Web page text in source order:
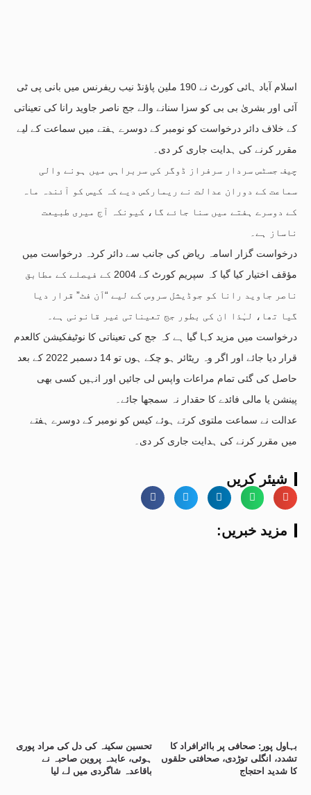
اسلام آباد ہائی کورٹ نے 190 ملین پاؤنڈ نیب ریفرنس میں بانی پی ٹی
آئی اور بشریٰ بی بی کو سزا سنانے والے جج ناصر جاوید رانا کی تعیناتی
کے خلاف دائر درخواست کو نومبر کے دوسرے ہفتے میں سماعت کے لیے
مقرر کرنے کی ہدایت جاری کر دی۔
چیف جسٹس سردار سرفراز ڈوگر کی سربراہی میں ہونے والی
سماعت کے دوران عدالت نے ریمارکس دیے کہ کیس کو آئندہ ماہ
کے دوسرے ہفتے میں سنا جائے گا، کیونکہ آج میری طبیعت
ناساز ہے۔
درخواست گزار اسامہ ریاض کی جانب سے دائر کردہ درخواست میں
مؤقف اختیار کیا گیا کہ سپریم کورٹ کے 2004 کے فیصلے کے مطابق
ناصر جاوید رانا کو جوڈیشل سروس کے لیے “اَن فٹ” قرار دیا
گیا تھا، لہٰذا ان کی بطور جج تعیناتی غیر قانونی ہے۔
درخواست میں مزید کہا گیا ہے کہ جج کی تعیناتی کا نوٹیفکیشن کالعدم
قرار دیا جائے اور اگر وہ ریٹائر ہو چکے ہوں تو 14 دسمبر 2022 کے بعد
حاصل کی گئی تمام مراعات واپس لی جائیں اور انہیں کسی بھی
پینشن یا مالی فائدے کا حقدار نہ سمجھا جائے۔
عدالت نے سماعت ملتوی کرتے ہوئے کیس کو نومبر کے دوسرے ہفتے
میں مقرر کرنے کی ہدایت جاری کر دی۔
شیئر کریں
:مزید خبریں
تحسین سکینہ کی دل کی مراد پوری
ہوئی، عابدہ پروین صاحبہ نے
باقاعدہ شاگردی میں لے لیا
بہاول پور: صحافی پر بااثرافراد کا
تشدد، انگلی توڑدی، صحافتی حلقوں
کا شدید احتجاج